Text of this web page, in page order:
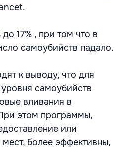
17% , при том что в
самоубийств падало.
к выводу, что для
самоубийств
вливания в
этом программы,
или
более эффективны,